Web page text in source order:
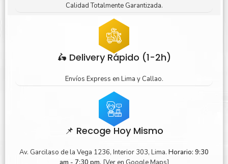
Calidad Totalmente Garantizada.
🛵 Delivery Rápido (1-2h)
Envíos Express en Lima y Callao.
📌 Recoge Hoy Mismo
Av. Garcilaso de la Vega 1236, Interior 303, Lima. Horario: 9:30